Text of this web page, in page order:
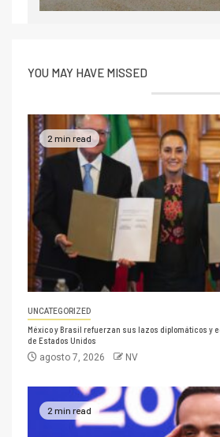
YOU MAY HAVE MISSED
2 min read
UNCATEGORIZED
México y Brasil refuerzan sus lazos diplomáticos y
de Estados Unidos
agosto 7, 2026 NV
2 min read